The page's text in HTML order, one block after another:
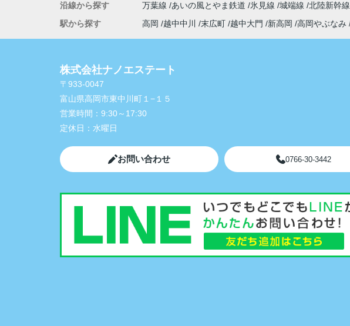
沿線から探す
万葉線 あいの風とやま鉄道 氷見線 城端線 北陸新幹線
駅から探す
高岡 越中中川 末広町 越中大門 新高岡 高岡やぶなみ
株式会社ナノエステート
〒933-0047
富山県高岡市東中川町１−１５
営業時間： 9:30～17:30
定休日： 水曜日
お問い合わせ 0766-30-3442